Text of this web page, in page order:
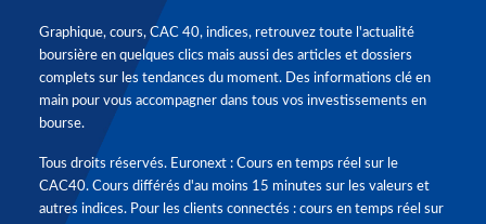
Graphique, cours, CAC 40, indices, retrouvez toute l'actualité
boursière en quelques clics mais aussi des articles et dossiers
complets sur les tendances du moment. Des informations clé en
main pour vous accompagner dans tous vos investissements en
bourse.
Tous droits réservés. Euronext : Cours en temps réel sur le
CAC40. Cours différés d'au moins 15 minutes sur les valeurs et
autres indices. Pour les clients connectés : cours en temps réel sur